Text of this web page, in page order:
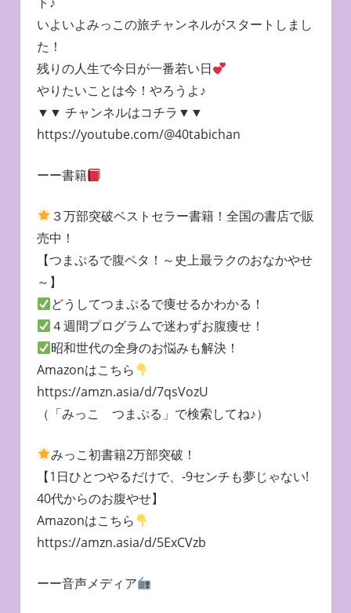
いよいよみっこの旅チャンネルがスタートしまし
た！
残りの人生で今日が一番若い日
やりたいことは今！やろうよ♪
▼▼ チャンネルはコチラ▼▼
https://youtube.com/@40tabichan
ーー書籍
３万部突破ベストセラー書籍！全国の書店で販
売中！
【つまぷるで腹ペタ！～史上最ラクのおなかやせ
～】
どうしてつまぷるで痩せるかわかる！
４週間プログラムで迷わずお腹痩せ！
昭和世代の全身のお悩みも解決！
Amazonはこちら
https://amzn.asia/d/7qsVozU
（「みっこ つまぷる」で検索してね♪）
みっこ初書籍2万部突破！
【1日ひとつやるだけで、-9センチも夢じゃない!
40代からのお腹やせ】
Amazonはこちら
https://amzn.asia/d/5ExCVzb
ーー音声メディア